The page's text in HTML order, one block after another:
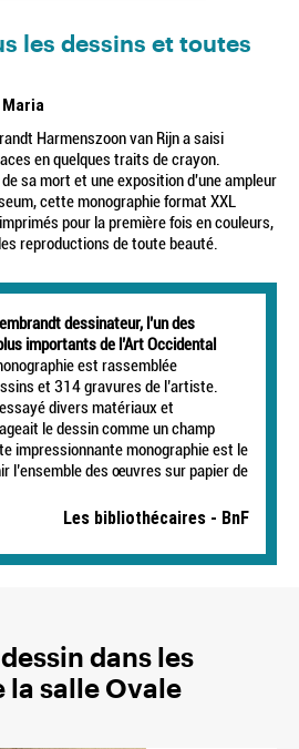
les dessins et toutes
Harmenszoon van Rijn a saisi
en quelques traits de crayon.
sa mort et une exposition d'une ampleur
cette monographie format XXL
pour la première fois en couleurs,
reproductions de toute beauté.
dessinateur, l’un des
importants de l’Art Occidental
est rassemblée
et 314 gravures de l’artiste.
divers matériaux et
le dessin comme un champ
impressionnante monographie est le
l’ensemble des œuvres sur papier de
Les bibliothécaires - BnF
dans les
salle Ovale